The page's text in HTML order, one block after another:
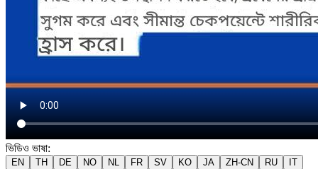
ভিডিও ভাষা:
EN TH DE NO NL FR SV KO JA ZH-CN RU
IT